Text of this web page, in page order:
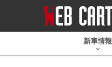
新車情報